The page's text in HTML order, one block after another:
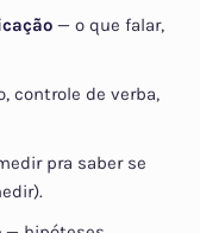
— o que falar,
controle de verba,
pra saber se